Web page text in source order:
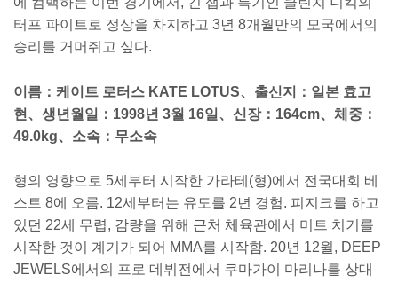
터프 파이트로 정상을 차지하고 3년 8개월만의 모국에서의
승리를 거머쥐고 싶다.
이름：케이트 로터스 KATE LOTUS、출신지：일본 효고
현、생년월일：1998년 3월 16일、신장：164cm、체중：
49.0kg、소속：무소속
형의 영향으로 5세부터 시작한 가라테(형)에서 전국대회 베
스트 8에 오름. 12세부터는 유도를 2년 경험. 피지크를 하고
있던 22세 무렵, 감량을 위해 근처 체육관에서 미트 치기를
시작한 것이 계기가 되어 MMA를 시작함. 20년 12월, DEEP
JEWELS에서의 프로 데뷔전에서 쿠마가이 마리나를 상대